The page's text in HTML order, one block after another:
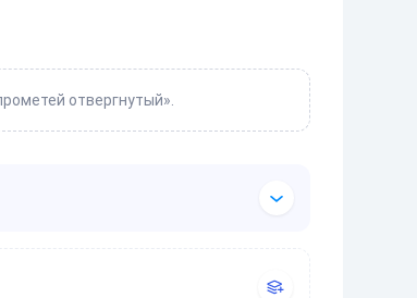
отвергнутый».